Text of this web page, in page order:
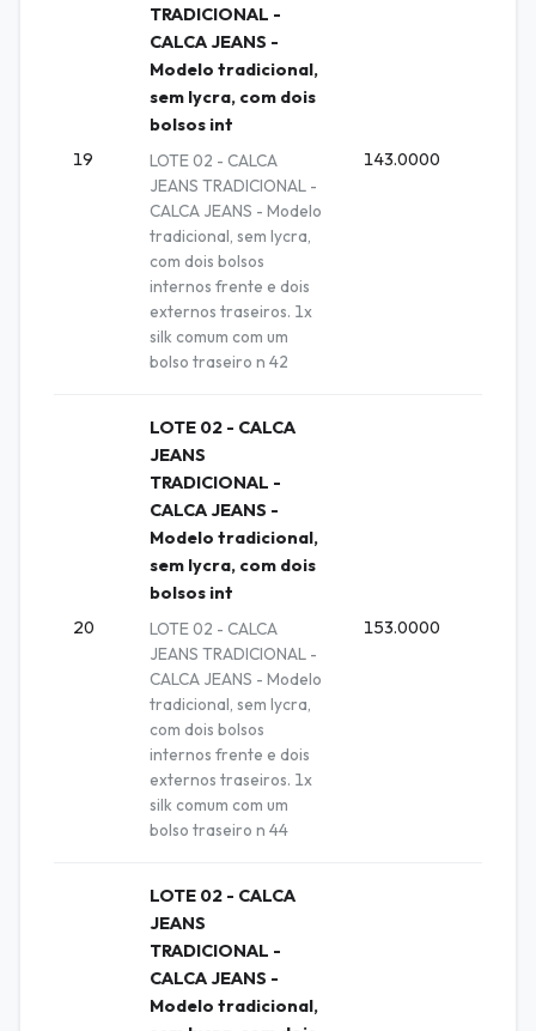
19
TRADICIONAL -
CALCA JEANS -
Modelo tradicional,
sem lycra, com dois
bolsos int
LOTE 02 - CALCA
JEANS TRADICIONAL -
CALCA JEANS - Modelo
tradicional, sem lycra,
com dois bolsos
internos frente e dois
externos traseiros. 1x
silk comum com um
bolso traseiro n 42
143.0000
20
LOTE 02 - CALCA
JEANS
TRADICIONAL -
CALCA JEANS -
Modelo tradicional,
sem lycra, com dois
bolsos int
LOTE 02 - CALCA
JEANS TRADICIONAL -
CALCA JEANS - Modelo
tradicional, sem lycra,
com dois bolsos
internos frente e dois
externos traseiros. 1x
silk comum com um
bolso traseiro n 44
153.0000
LOTE 02 - CALCA
JEANS
TRADICIONAL -
CALCA JEANS -
Modelo tradicional,